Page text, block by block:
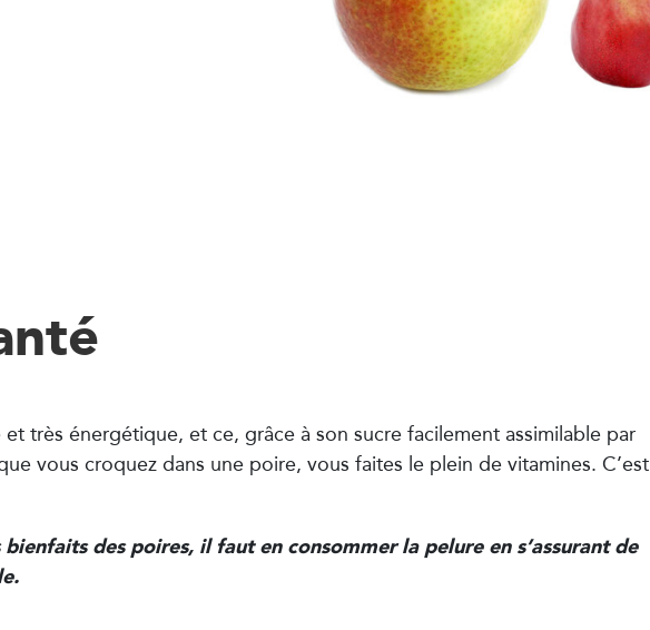
très énergétique, et ce, grâce à son sucre facilement assimilable par
vous croquez dans une poire, vous faites le plein de vitamines. C’est
des poires, il faut en consommer la pelure en s’assurant de